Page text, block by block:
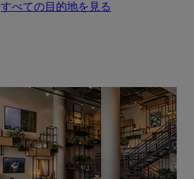
すべての目的地を見る